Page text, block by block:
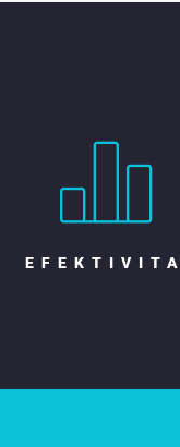
EFEKTIVITA